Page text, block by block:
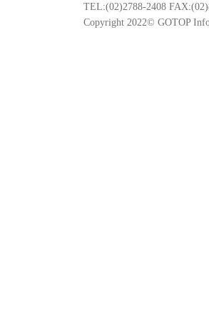
TEL:(02)2788-2408
Copyright 2022© GOTOP